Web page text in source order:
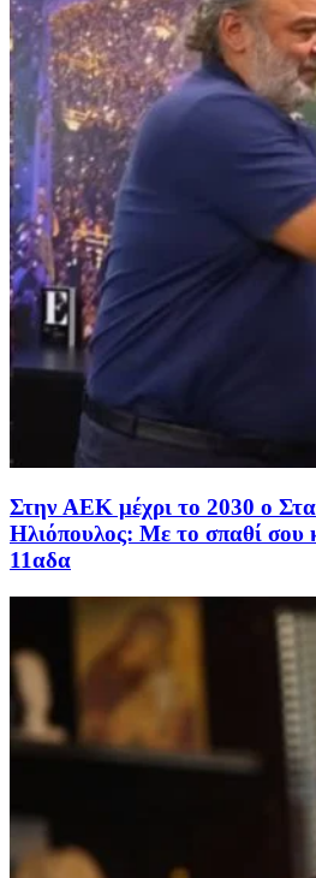
Στην AEK μέχρι το 2030 ο
Ηλιόπουλος: Με το σπαθί σου
11αδα